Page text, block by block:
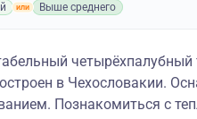
Выше среднего
четырёхпалубный
в Чехословакии.
Познакомиться с